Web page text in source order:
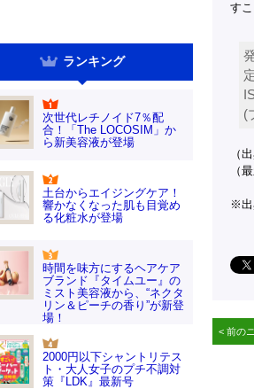
ランキング
次世代レチノイド7％配
合！「The LOCOSIM」か
ら新美容液が登場
土台からエイジングケア！
響かなくなった肌も目覚め
る化粧水が登場
時間を味方にするヘアケア
ブランド『タイムユー』の
ミスト美容液から、“ネクタ
リン＆ピーチの香り”が新登
場！
2000円以下シャントリテス
ト・大人女子のプチ不調対
策『LDK』最新号
す
(
（
（
※出
< 前の